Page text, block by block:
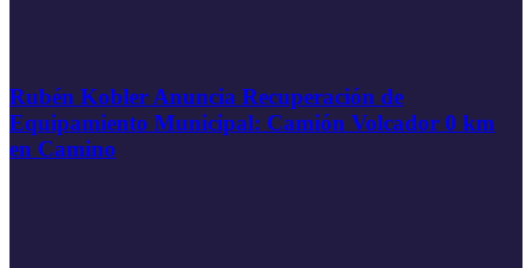
Rubén Kobler Anuncia Recuperación de
Equipamiento Municipal: Camión Volcador 0 km
en Camino